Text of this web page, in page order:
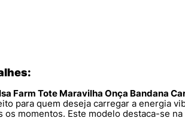
Farm Tote Maravilha Onça Bandana
para quem deseja carregar a energia
os momentos. Este modelo destaca-se na